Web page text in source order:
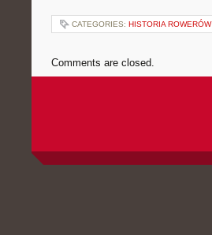
CATEGORIES: HISTORIA ROWERÓW
Comments are closed.